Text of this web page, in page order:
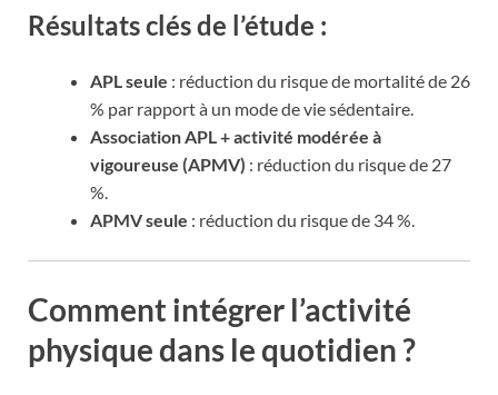
Résultats clés de l’étude :
APL seule : réduction du risque de mortalité de 26
% par rapport à un mode de vie sédentaire.
Association APL + activité modérée à
vigoureuse (APMV) : réduction du risque de 27
%.
APMV seule : réduction du risque de 34 %.
Comment intégrer l’activité
physique dans le quotidien ?